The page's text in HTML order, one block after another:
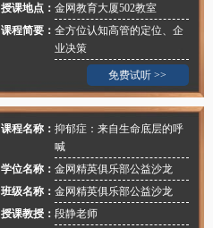
授课地点：金网教育大厦502教室
课程简要：全方位认知高管的定位、企
业决策
免费试听 >>
课程名称：抑郁症：来自生命底层的呼
喊
学位名称：金网精英俱乐部公益沙龙
班级名称：金网精英俱乐部公益沙龙
授课教授：段静老师